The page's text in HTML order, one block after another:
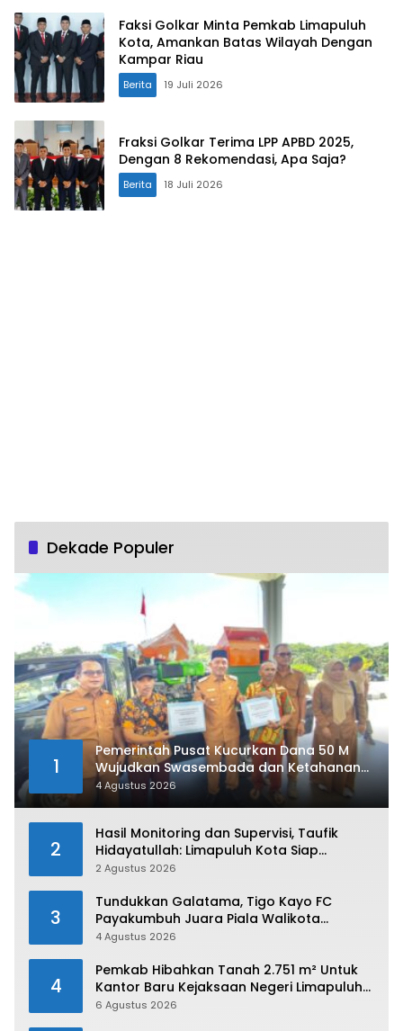
Faksi Golkar Minta Pemkab Limapuluh
Kota, Amankan Batas Wilayah Dengan
Kampar Riau
Berita 19 Juli 2026
Fraksi Golkar Terima LPP APBD 2025,
Dengan 8 Rekomendasi, Apa Saja?
Berita 18 Juli 2026
Dekade Populer
1
Pemerintah Pusat Kucurkan Dana 50 M
Wujudkan Swasembada dan Ketahanan
Pangan di Kabupaten 50 Kota
4 Agustus 2026
2
Hasil Monitoring dan Supervisi, Taufik
Hidayatullah: Limapuluh Kota Siap
Kirimkan Atlet Terbaiknya Pada Porprov
2 Agustus 2026
3
Tundukkan Galatama, Tigo Kayo FC
Payakumbuh Juara Piala Walikota
Payakumbuh 2026
4 Agustus 2026
4
Pemkab Hibahkan Tanah 2.751 m² Untuk
Kantor Baru Kejaksaan Negeri Limapuluh
Kota
6 Agustus 2026